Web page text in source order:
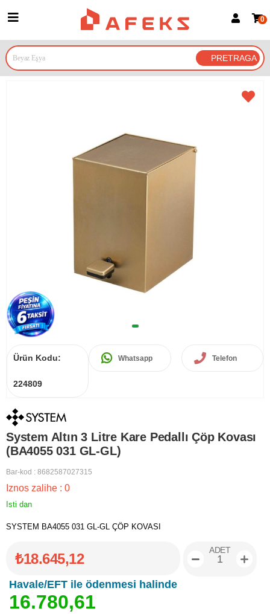
Prijava za članove
Prijavite se Google nalogom
0
Ürün Kodu:
224809
Whatsapp Telefon
System Altın 3 Litre Kare Pedallı Çöp Kovası
(BA4055 031 GL-GL)
Bar-kod : 8682587027315
Iznos zalihe : 0
Isti dan
SYSTEM BA4055 031 GL-GL ÇÖP KOVASI
₺18.645,12
Havale/EFT ile ödenmesi halinde
16.780,61
ADET